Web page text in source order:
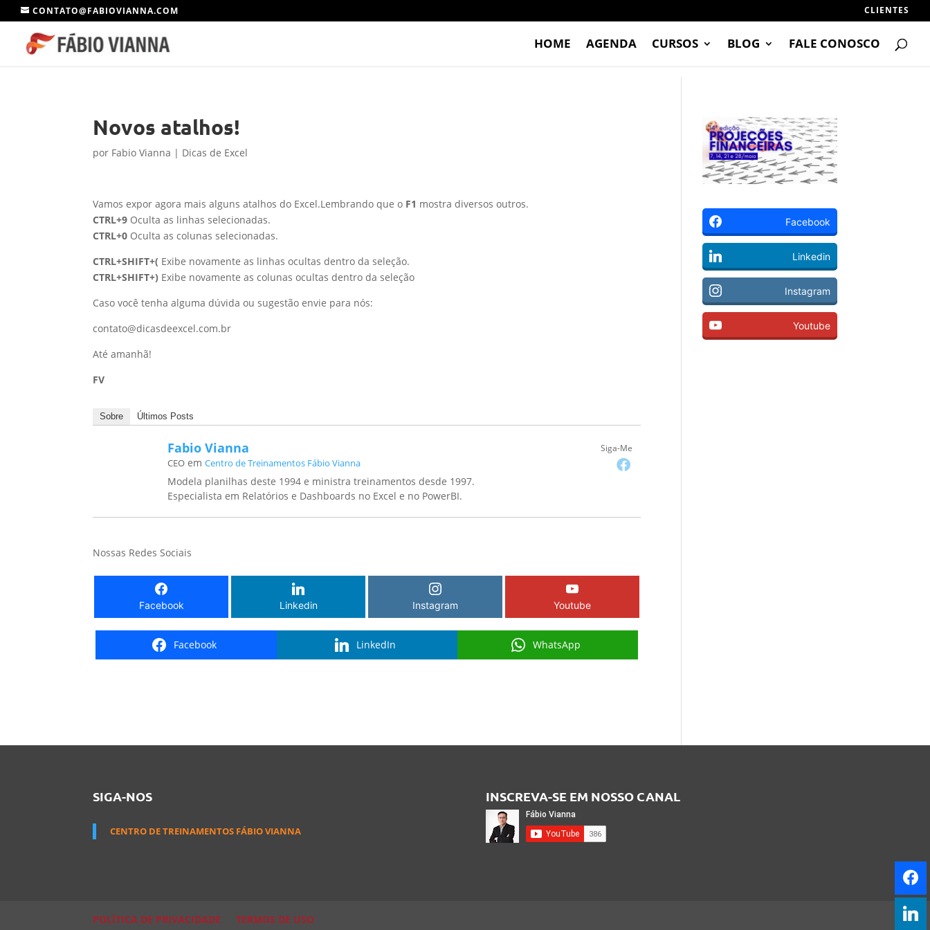
CONTATO@FABIOVIANNA.COM CLIENTES
HOME AGENDA CURSOS BLOG FALE CONOSCO
Novos atalhos!
por Fabio Vianna | Dicas de Excel
Vamos expor agora mais alguns atalhos do Excel.Lembrando que o F1 mostra diversos outros.
CTRL+9 Oculta as linhas selecionadas.
CTRL+0 Oculta as colunas selecionadas.
CTRL+SHIFT+( Exibe novamente as linhas ocultas dentro da seleção.
CTRL+SHIFT+) Exibe novamente as colunas ocultas dentro da seleção
Caso você tenha alguma dúvida ou sugestão envie para nós:
contato@dicasdeexcel.com.br
Até amanhã!
FV
Sobre Últimos Posts
Siga-Me
Fabio Vianna
CEO emCentro de Treinamentos Fábio Vianna
Modela planilhas deste 1994 e ministra treinamentos desde 1997.
Especialista em Relatórios e Dashboards no Excel e no PowerBI.
Nossas Redes Sociais
Facebook Linkedin Instagram Youtube
Facebook LinkedIn WhatsApp
Facebook
Linkedin
Instagram
Youtube
SIGA-NOS
CENTRO DE TREINAMENTOS FÁBIO VIANNA
INSCREVA-SE EM NOSSO CANAL
POLÍTICA DE PRIVACIDADE TERMOS DE USO